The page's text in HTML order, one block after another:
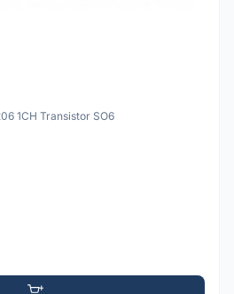
1CH Transistor SO6